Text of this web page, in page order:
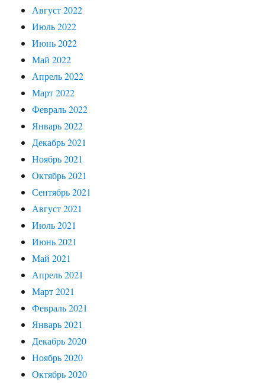
Август 2022
Июль 2022
Июнь 2022
Май 2022
Апрель 2022
Март 2022
Февраль 2022
Январь 2022
Декабрь 2021
Ноябрь 2021
Октябрь 2021
Сентябрь 2021
Август 2021
Июль 2021
Июнь 2021
Май 2021
Апрель 2021
Март 2021
Февраль 2021
Январь 2021
Декабрь 2020
Ноябрь 2020
Октябрь 2020